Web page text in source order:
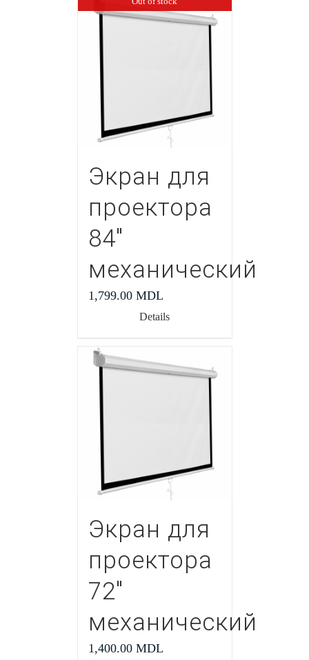
Экран для
проектора
84″
механический
1,799.00 MDL
Details
Экран для
проектора
72″
механический
1,400.00 MDL